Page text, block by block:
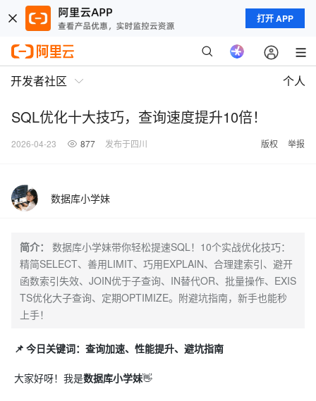
打开 APP
开发者社区 个人
SQL优化十大技巧，查询速度提升10倍！
2026-04-23 877 发布于四川 版权 举报
数据库小学妹
简介：
数据库小学妹带你轻松提速SQL！10个实战优化技巧：
精简SELECT、善用LIMIT、巧用EXPLAIN、合理建索引、避开
函数索引失效、JOIN优于子查询、IN替代OR、批量操作、EXIS
TS优化大子查询、定期OPTIMIZE。附避坑指南，新手也能秒
上手！
📌 今日关键词：查询加速、性能提升、避坑指南
大家好呀！我是​数据库小学妹​👋